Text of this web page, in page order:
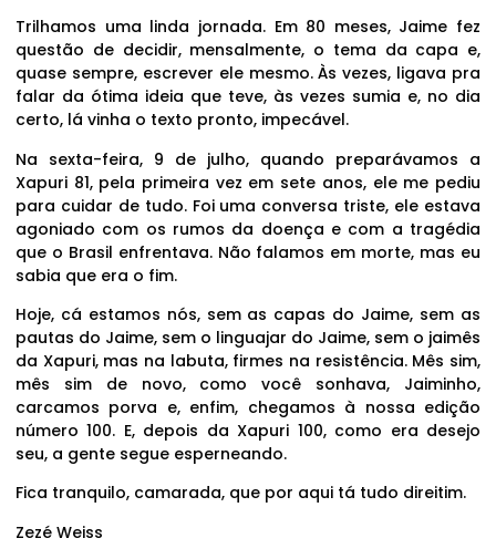
Trilhamos uma linda jornada. Em 80 meses, Jaime fez
questão de decidir, mensalmente, o tema da capa e,
quase sempre, escrever ele mesmo. Às vezes, ligava pra
falar da ótima ideia que teve, às vezes sumia e, no dia
certo, lá vinha o texto pronto, impecável.
Na sexta-feira, 9 de julho, quando preparávamos a
Xapuri 81, pela primeira vez em sete anos, ele me pediu
para cuidar de tudo. Foi uma conversa triste, ele estava
agoniado com os rumos da doença e com a tragédia
que o Brasil enfrentava. Não falamos em morte, mas eu
sabia que era o fim.
Hoje, cá estamos nós, sem as capas do Jaime, sem as
pautas do Jaime, sem o linguajar do Jaime, sem o jaimês
da Xapuri, mas na labuta, firmes na resistência. Mês sim,
mês sim de novo, como você sonhava, Jaiminho,
carcamos porva e, enfim, chegamos à nossa edição
número 100. E, depois da Xapuri 100, como era desejo
seu, a gente segue esperneando.
Fica tranquilo, camarada, que por aqui tá tudo direitim.
Zezé Weiss